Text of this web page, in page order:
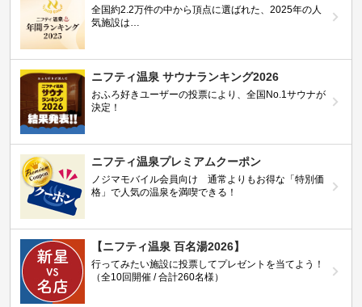
全国約2.2万件の中から頂点に選ばれた、2025年の人
気施設は…
ニフティ温泉 サウナランキング2026
おふろ好きユーザーの投票により、全国No.1サウナが
決定！
ニフティ温泉プレミアムクーポン
ノジマモバイル会員向け 通常よりもお得な「特別価
格」で人気の温泉を満喫できる！
【ニフティ温泉 百名湯2026】
行ってみたい施設に投票してプレゼントを当てよう！
（全10回開催 / 合計260名様）